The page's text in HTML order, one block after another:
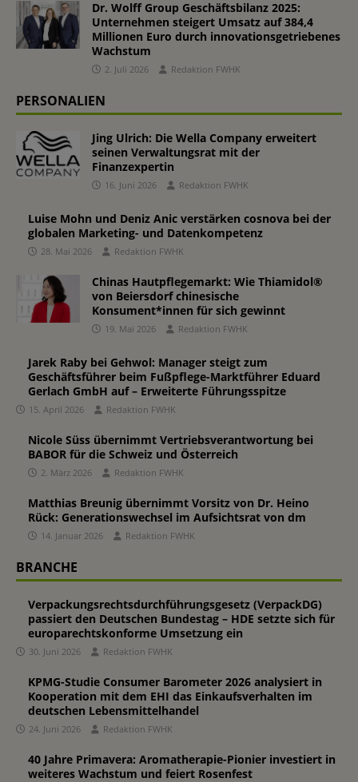
Dr. Wolff Group Geschäftsbilanz 2025:
Unternehmen steigert Umsatz auf 384,4
Millionen Euro durch innovationsgetriebenes
Wachstum
2. Juli 2026 Redaktion FWHK
PERSONALIEN
Jing Ulrich: Die Wella Company erweitert
seinen Verwaltungsrat mit der
Finanzexpertin
16. Juni 2026 Redaktion FWHK
Luise Mohn und Deniz Anic verstärken cosnova bei der
globalen Marketing- und Datenkompetenz
28. Mai 2026 Redaktion FWHK
Chinas Hautpflegemarkt: Wie Thiamidol®
von Beiersdorf chinesische
Konsument*innen für sich gewinnt
19. Mai 2026 Redaktion FWHK
Jarek Raby bei Gehwol: Manager steigt zum
Geschäftsführer beim Fußpflege-Marktführer Eduard
Gerlach GmbH auf – Erweiterte Führungsspitze
15. April 2026 Redaktion FWHK
Nicole Süss übernimmt Vertriebsverantwortung bei
BABOR für die Schweiz und Österreich
2. März 2026 Redaktion FWHK
Matthias Breunig übernimmt Vorsitz von Dr. Heino
Rück: Generationswechsel im Aufsichtsrat von dm
14. Januar 2026 Redaktion FWHK
BRANCHE
Verpackungsrechtsdurchführungsgesetz (VerpackDG)
passiert den Deutschen Bundestag – HDE setzte sich für
europarechtskonforme Umsetzung ein
30. Juni 2026 Redaktion FWHK
KPMG-Studie Consumer Barometer 2026 analysiert in
Kooperation mit dem EHI das Einkaufsverhalten im
deutschen Lebensmittelhandel
24. Juni 2026 Redaktion FWHK
40 Jahre Primavera: Aromatherapie-Pionier investiert in
weiteres Wachstum und feiert Rosenfest